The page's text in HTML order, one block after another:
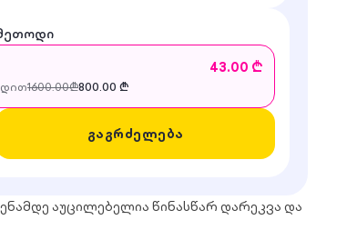
43.00 ₾
1600.00₾800.00 ₾
გაგრძელება
აუცილებელია წინასწარ დარეკვა და